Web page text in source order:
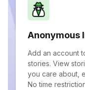
Anonymous
Add an account
stories. View
you care about,
No time